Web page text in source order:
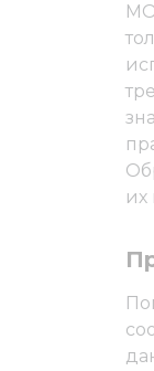
их